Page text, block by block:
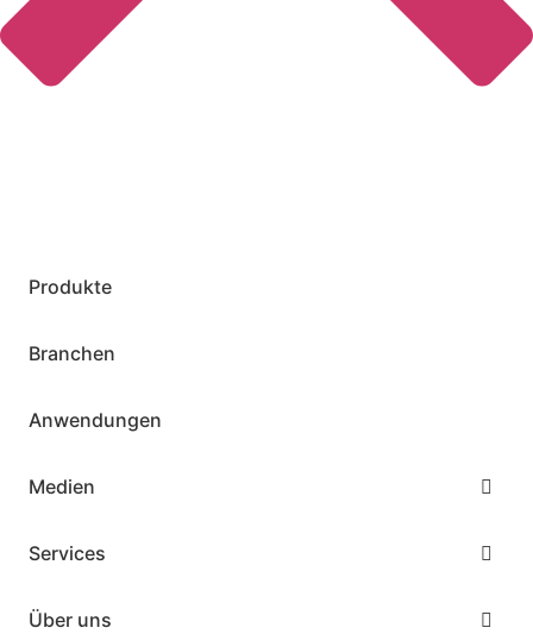
Produkte
Branchen
Anwendungen
Medien
Services
Über uns